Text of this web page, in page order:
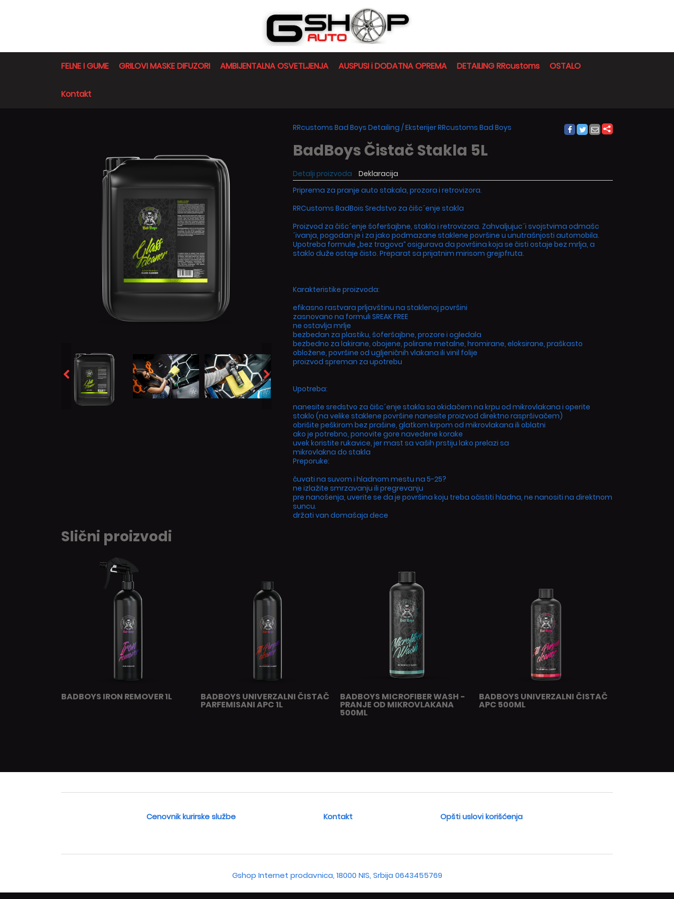
FELNE I GUME GRILOVI MASKE DIFUZORI AMBIJENTALNA OSVETLJENJA AUSPUSI i DODATNA OPREMA DETAILING RRcustoms OSTALO
Kontakt
RRcustoms Bad Boys Detailing /Eksterijer RRcustoms Bad Boys
BadBoys Čistač Stakla 5L
Detalji proizvoda
Deklaracija
Priprema za pranje auto stakala, prozora i retrovizora.
RRCustoms BadBois Sredstvo za čišc´enje stakla
Proizvod za čišc´enje šoferšajbne, stakla i retrovizora. Zahvaljujuc´i svojstvima odmašc
´ivanja, pogodan je i za jako podmazane staklene površine u unutrašnjosti automobila.
Upotreba formule „bez tragova“ osigurava da površina koja se čisti ostaje bez mrlja, a
staklo duže ostaje čisto. Preparat sa prijatnim mirisom grejpfruta.
Karakteristike proizvoda:
efikasno rastvara prljavštinu na staklenoj površini
zasnovano na formuli SREAK FREE
ne ostavlja mrlje
bezbedan za plastiku, šoferšajbne, prozore i ogledala
bezbedno za lakirane, obojene, polirane metalne, hromirane, eloksirane, praškasto
obložene, površine od ugljeničnih vlakana ili vinil folije
proizvod spreman za upotrebu
Upotreba:
nanesite sredstvo za čišc´enje stakla sa okidačem na krpu od mikrovlakana i operite
staklo (na velike staklene površine nanesite proizvod direktno raspršivačem)
obrišite peškirom bez prašine, glatkom krpom od mikrovlakana ili oblatni
ako je potrebno, ponovite gore navedene korake
uvek koristite rukavice, jer mast sa vaših prstiju lako prelazi sa
mikrovlakna do stakla
Preporuke:
čuvati na suvom i hladnom mestu na 5-25?
ne izlažite smrzavanju ili pregrevanju
pre nanošenja, uverite se da je površina koju treba očistiti hladna, ne nanositi na direktnom
suncu.
držati van domašaja dece
Slični proizvodi
BADBOYS IRON REMOVER 1L BADBOYS UNIVERZALNI ČISTAČ
PARFEMISANI APC 1L
BADBOYS MICROFIBER WASH -
PRANJE OD MIKROVLAKANA
500ML
BADBOYS UNIVERZALNI ČISTAČ
APC 500ML
Cenovnik kurirske službe Kontakt Opšti uslovi korišćenja
Gshop Internet prodavnica, 18000 NIS, Srbija 0643455769